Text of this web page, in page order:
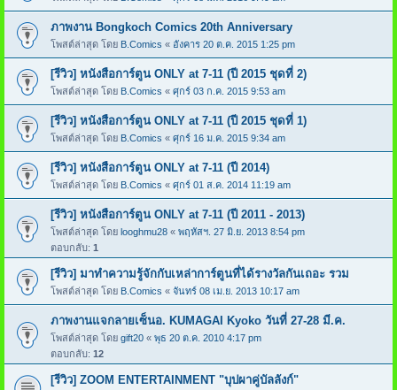
ภาพงาน Bongkoch Comics 20th Anniversary
โพสต์ล่าสุด โดย B.Comics « อังคาร 20 ต.ค. 2015 1:25 pm
[รีวิว] หนังสือการ์ตูน ONLY at 7-11 (ปี 2015 ชุดที่ 2)
โพสต์ล่าสุด โดย B.Comics « ศุกร์ 03 ก.ค. 2015 9:53 am
[รีวิว] หนังสือการ์ตูน ONLY at 7-11 (ปี 2015 ชุดที่ 1)
โพสต์ล่าสุด โดย B.Comics « ศุกร์ 16 ม.ค. 2015 9:34 am
[รีวิว] หนังสือการ์ตูน ONLY at 7-11 (ปี 2014)
โพสต์ล่าสุด โดย B.Comics « ศุกร์ 01 ส.ค. 2014 11:19 am
[รีวิว] หนังสือการ์ตูน ONLY at 7-11 (ปี 2011 - 2013)
โพสต์ล่าสุด โดย looghmu28 « พฤหัสฯ. 27 มิ.ย. 2013 8:54 pm
ตอบกลับ: 1
[รีวิว] มาทำความรู้จักกับเหล่าการ์ตูนที่ได้รางวัลกันเถอะ รวม
โพสต์ล่าสุด โดย B.Comics « จันทร์ 08 เม.ย. 2013 10:17 am
ภาพงานแจกลายเซ็นอ. KUMAGAI Kyoko วันที่ 27-28 มี.ค.
โพสต์ล่าสุด โดย gift20 « พุธ 20 ต.ค. 2010 4:17 pm
ตอบกลับ: 12
[รีวิว] ZOOM ENTERTAINMENT "บุปผาคู่บัลลังก์"